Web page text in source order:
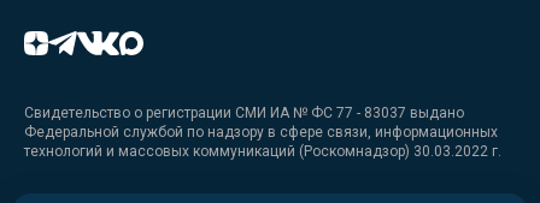
Свидетельство о регистрации СМИ ИА № ФС 77 - 83037 выдано
Федеральной службой по надзору в сфере связи, информационных
технологий и массовых коммуникаций (Роскомнадзор) 30.03.2022 г.